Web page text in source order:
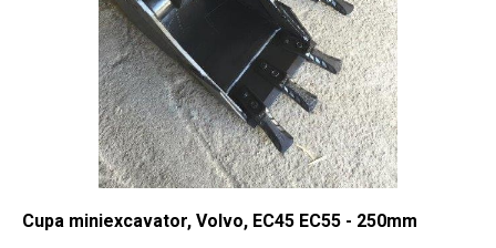
Cupa miniexcavator, Volvo, EC45 EC55 - 250mm